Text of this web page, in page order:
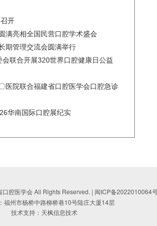
开
亮相全国民营口腔学术盛会
期管理交流会圆满举行
联合开展320世界口腔健康日公益
院联合福建省口腔医学会口腔急诊
华南国际口腔展纪实
腔医学会 All Rights Reserved. | 闽ICP备2022010064
福州市杨桥中路柳桥巷10号陆庄大厦14层
技术支持：天枫信息技术